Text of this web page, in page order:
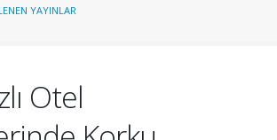
YAYINLAR
Otel